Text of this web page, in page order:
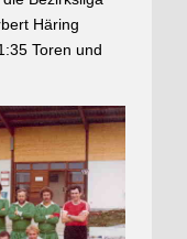
Häring
Toren und